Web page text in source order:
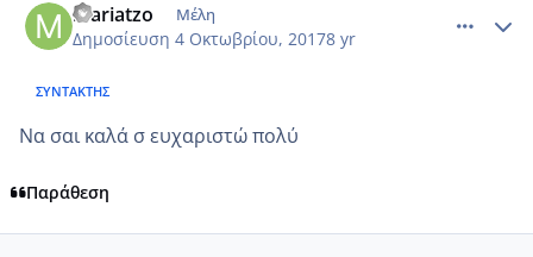
mariatzo Μέλη
Δημοσίευση 4 Οκτωβρίου, 20178 yr
ΣΥΝΤΆΚΤΗΣ
Να σαι καλά σ ευχαριστώ πολύ
Παράθεση